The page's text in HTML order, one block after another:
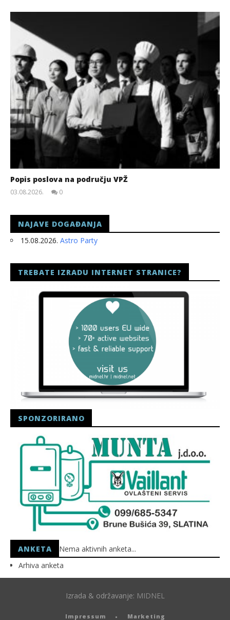
Popis poslova na području VPŽ
03.08.2026.
0
NAJAVE DOGAĐANJA
15.08.2026. Astro Party
TREBATE IZRADU INTERNET STRANICE?
SPONZORIRANO
ANKETA
Nema aktivnih anketa...
Arhiva anketa
Izrada & održavanje: MIDNEL
Impressum Marketing